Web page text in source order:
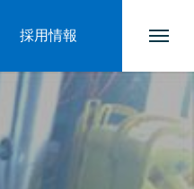
採用情報